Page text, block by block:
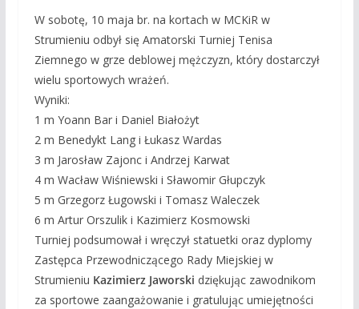
W sobotę, 10 maja br. na kortach w MCKiR w
Strumieniu odbył się Amatorski Turniej Tenisa
Ziemnego w grze deblowej mężczyzn, który dostarczył
wielu sportowych wrażeń.
Wyniki:
1 m Yoann Bar i Daniel Białożyt
2 m Benedykt Lang i Łukasz Wardas
3 m Jarosław Zajonc i Andrzej Karwat
4 m Wacław Wiśniewski i Sławomir Głupczyk
5 m Grzegorz Ługowski i Tomasz Waleczek
6 m Artur Orszulik i Kazimierz Kosmowski
Turniej podsumował i wręczył statuetki oraz dyplomy
Zastępca Przewodniczącego Rady Miejskiej w
Strumieniu Kazimierz Jaworski dziękując zawodnikom
za sportowe zaangażowanie i gratulując umiejętności